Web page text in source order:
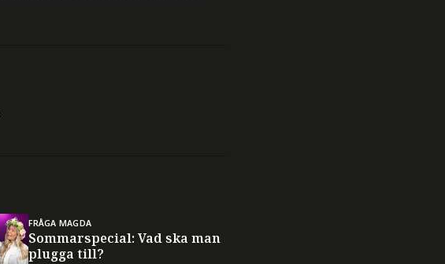
FRÅGA MAGDA
Sommarspecial: Vad ska man
plugga till?